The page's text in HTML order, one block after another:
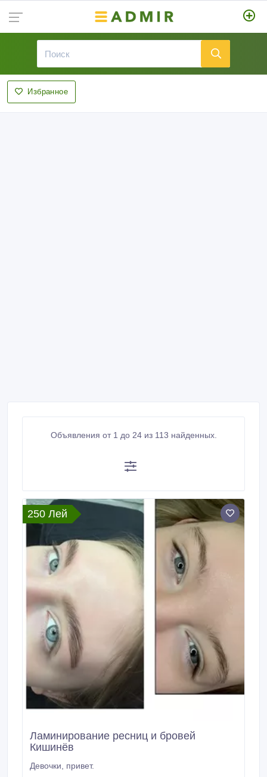
Избранное
Объявления от 1 до 24 из 113 найденных.
250 Лей
Ламинирование ресниц и бровей
Кишинёв
Девочки, привет.